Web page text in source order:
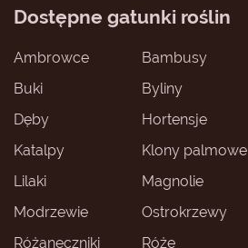
Dostępne gatunki roślin
Ambrowce Bambusy
Buki
Byliny
Dęby
Hortensje
Katalpy
Klony palmowe
Lilaki
Magnolie
Modrzewie
Ostrokrzewy
Różaneczniki
Róże